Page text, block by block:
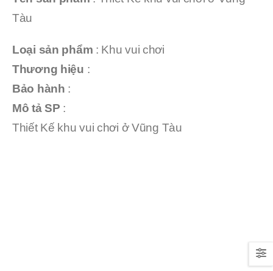
Tàu
Loại sản phẩm : Khu vui chơi
Thương hiệu :
Bảo hành :
Mô tả SP :
Thiết Kế khu vui chơi ở Vũng Tàu